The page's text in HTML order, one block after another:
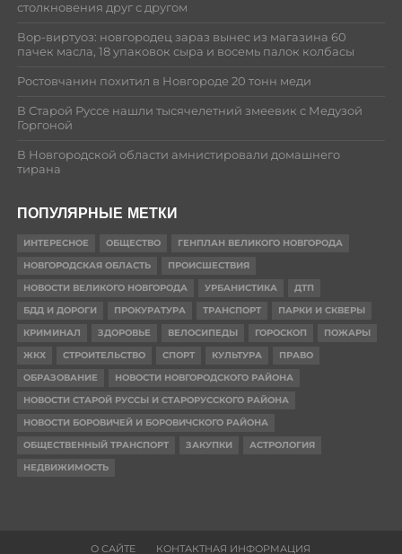
столкновения друг с другом
Вор-виртуоз: новгородец зараз вынес из магазина 60
пачек масла, 18 упаковок сыра и восемь палок колбасы
Ростовчанин похитил в Новгороде 20 тонн меди
В Старой Руссе нашли тысячелетний змеевик с Медузой
Горгоной
В Новгородской области амнистировали домашнего
тирана
ПОПУЛЯРНЫЕ МЕТКИ
ИНТЕРЕСНОЕ ОБЩЕСТВО
ГЕНПЛАН ВЕЛИКОГО НОВГОРОДА
НОВГОРОДСКАЯ ОБЛАСТЬ
ПРОИСШЕСТВИЯ
НОВОСТИ ВЕЛИКОГО НОВГОРОДА
УРБАНИСТИКА
ДТП
БДД И ДОРОГИ
ПРОКУРАТУРА ТРАНСПОРТ
ПАРКИ И СКВЕРЫ
КРИМИНАЛ
ЗДОРОВЬЕ ВЕЛОСИПЕДЫ ГОРОСКОП
ПОЖАРЫ
ЖКХ
СТРОИТЕЛЬСТВО СПОРТ КУЛЬТУРА
ПРАВО
ОБРАЗОВАНИЕ
НОВОСТИ НОВГОРОДСКОГО РАЙОНА
НОВОСТИ СТАРОЙ РУССЫ И СТАРОРУССКОГО РАЙОНА
НОВОСТИ БОРОВИЧЕЙ И БОРОВИЧСКОГО РАЙОНА
ОБЩЕСТВЕННЫЙ ТРАНСПОРТ
ЗАКУПКИ
АСТРОЛОГИЯ
НЕДВИЖИМОСТЬ
О САЙТЕ КОНТАКТНАЯ ИНФОРМАЦИЯ